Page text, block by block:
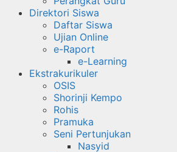
Direktori Siswa
Daftar Siswa
Ujian Online
e-Raport
e-Learning
Ekstrakurikuler
OSIS
Shorinji Kempo
Rohis
Pramuka
Seni Pertunjukan
Nasyid